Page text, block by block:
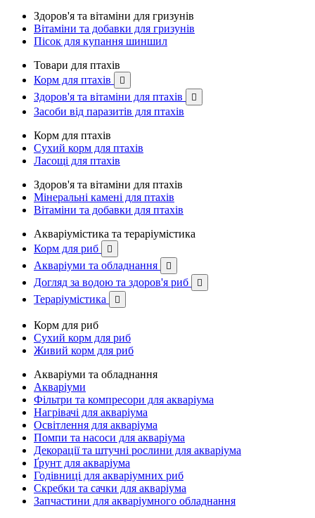
Здоров'я та вітаміни для гризунів
Вітаміни та добавки для гризунів
Пісок для купання шиншил
Товари для птахів
Корм для птахів

Здоров'я та вітаміни для птахів 
Засоби від паразитів для птахів
Корм для птахів
Сухий корм для птахів
Ласощі для птахів
Здоров'я та вітаміни для птахів
Мінеральні камені для птахів
Вітаміни та добавки для птахів
Акваріумістика та тераріумістика
Корм для риб

Акваріуми та обладнання 
Догляд за водою та здоров'я риб 
Тераріумістика 
Корм для риб
Сухий корм для риб
Живий корм для риб
Акваріуми та обладнання
Акваріуми
Фільтри та компресори для акваріума
Нагрівачі для акваріума
Освітлення для акваріума
Помпи та насоси для акваріума
Декорації та штучні рослини для акваріума
Ґрунт для акваріума
Годівниці для акваріумних риб
Скребки та сачки для акваріума
Запчастини для акваріумного обладнання